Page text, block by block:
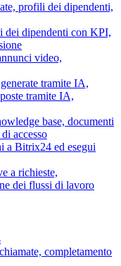
profili dei dipendenti,
dei dipendenti con KPI,
video,
tramite IA,
tramite IA,
base, documenti
accesso
a Bitrix24 ed esegui
a richieste,
dei flussi di lavoro
completamento